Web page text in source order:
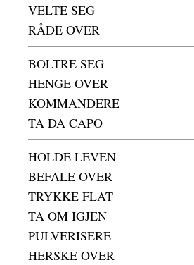
VELTE SEG
RÅDE OVER
BOLTRE SEG
HENGE OVER
KOMMANDERE
TA DA CAPO
HOLDE LEVEN
BEFALE OVER
TRYKKE FLAT
TA OM IGJEN
PULVERISERE
HERSKE OVER